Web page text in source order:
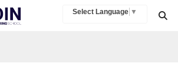
Select Language ▼